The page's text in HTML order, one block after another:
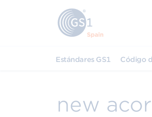
Estándares GS1 Código
new